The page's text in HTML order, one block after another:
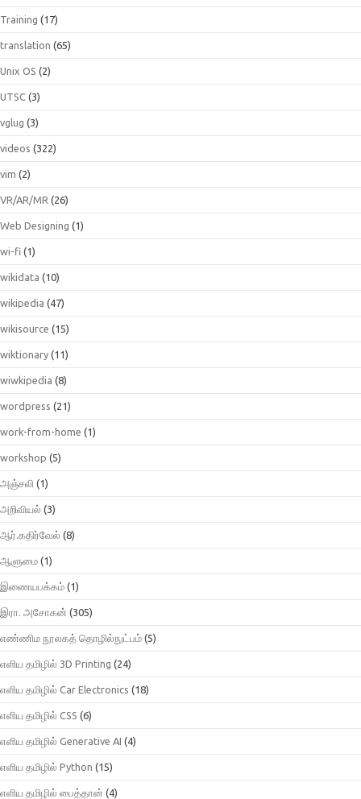
Training (17)
translation (65)
Unix OS (2)
UTSC (3)
vglug (3)
videos (322)
vim (2)
VR/AR/MR (26)
Web Designing (1)
wi-fi (1)
wikidata (10)
wikipedia (47)
wikisource (15)
wiktionary (11)
wiwkipedia (8)
wordpress (21)
work-from-home (1)
workshop (5)
அஞ்சலி (1)
அறிவியல் (3)
ஆர்.கதிர்வேல் (8)
ஆளுமை (1)
இணையபக்கம் (1)
இரா. அசோகன் (305)
எண்ணிம நூலகத் தொழில்நுட்பம் (5)
எளிய தமிழில் 3D Printing (24)
எளிய தமிழில் Car Electronics (18)
எளிய தமிழில் CSS (6)
எளிய தமிழில் Generative AI (4)
எளிய தமிழில் Python (15)
எளிய தமிழில் பைத்தான் (4)